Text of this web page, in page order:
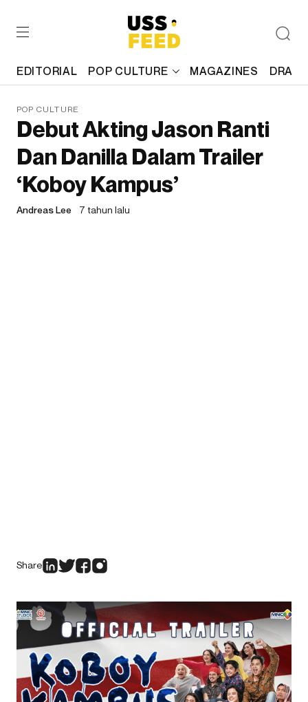
EDITORIAL POP CULTURE MAGAZINES
POP CULTURE
Debut Akting Jason Ranti
Dan Danilla Dalam Trailer
‘Koboy Kampus’
Andreas Lee 7 tahun lalu
Share